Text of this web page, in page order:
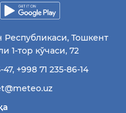
Республикаси, Тошкент
1-тор кўчаси, 72
47, +998 71 235-86-14